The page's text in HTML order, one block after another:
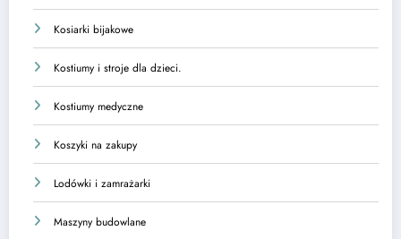
Kosiarki bijakowe
Kostiumy i stroje dla dzieci.
Kostiumy medyczne
Koszyki na zakupy
Lodówki i zamrażarki
Maszyny budowlane